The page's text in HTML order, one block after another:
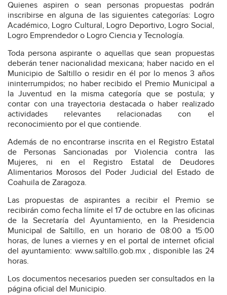
Quienes aspiren o sean personas propuestas podrán
inscribirse en alguna de las siguientes categorías: Logro
Académico, Logro Cultural, Logro Deportivo, Logro Social,
Logro Emprendedor o Logro Ciencia y Tecnología.
Toda persona aspirante o aquellas que sean propuestas
deberán tener nacionalidad mexicana; haber nacido en el
Municipio de Saltillo o residir en él por lo menos 3 años
ininterrumpidos; no haber recibido el Premio Municipal a
la Juventud en la misma categoría que se postula; y
contar con una trayectoria destacada o haber realizado
actividades relevantes relacionadas con el
reconocimiento por el que contiende.
Además de no encontrarse inscrita en el Registro Estatal
de Personas Sancionadas por Violencia contra las
Mujeres, ni en el Registro Estatal de Deudores
Alimentarios Morosos del Poder Judicial del Estado de
Coahuila de Zaragoza.
Las propuestas de aspirantes a recibir el Premio se
recibirán como fecha límite el 17 de octubre en las oficinas
de la Secretaría del Ayuntamiento, en la Presidencia
Municipal de Saltillo, en un horario de 08:00 a 15:00
horas, de lunes a viernes y en el portal de internet oficial
del ayuntamiento: www.saltillo.gob.mx , disponible las 24
horas.
Los documentos necesarios pueden ser consultados en la
página oficial del Municipio.